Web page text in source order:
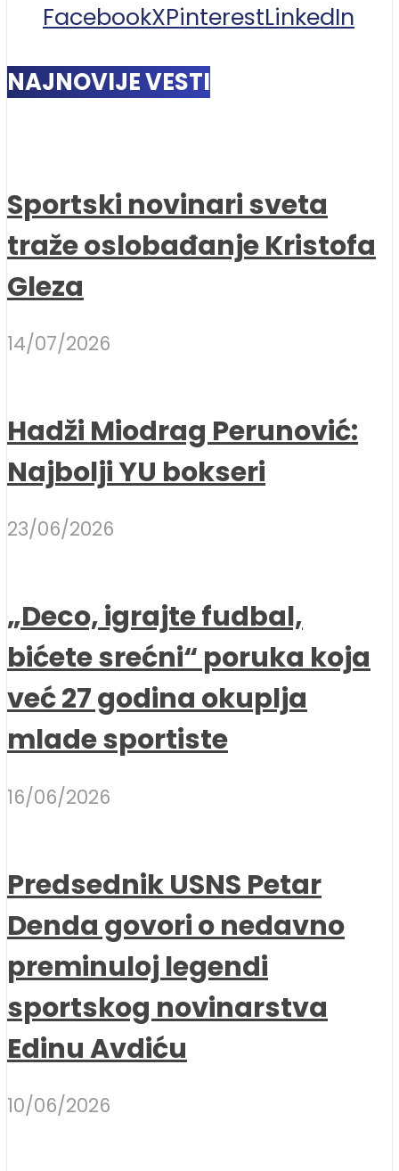
FacebookXPinterestLinkedIn
NAJNOVIJE VESTI
Sportski novinari sveta
traže oslobađanje Kristofa
Gleza
14/07/2026
Hadži Miodrag Perunović:
Najbolji YU bokseri
23/06/2026
„Deco, igrajte fudbal,
bićete srećni“ poruka koja
već 27 godina okuplja
mlade sportiste
16/06/2026
Predsednik USNS Petar
Denda govori o nedavno
preminuloj legendi
sportskog novinarstva
Edinu Avdiću
10/06/2026